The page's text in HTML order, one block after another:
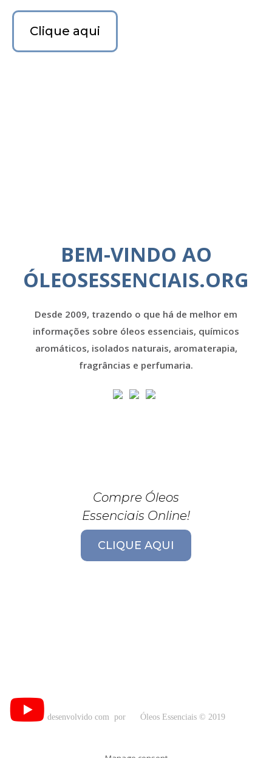
Clique aqui
BEM-VINDO AO
ÓLEOSESSENCIAIS.ORG
Desde 2009, trazendo o que há de melhor em
informações sobre óleos essenciais, químicos
aromáticos, isolados naturais, aromaterapia,
fragrâncias e perfumaria.
Compre Óleos
Essenciais Online!
CLIQUE AQUI
desenvolvido com por Óleos Essenciais © 2019